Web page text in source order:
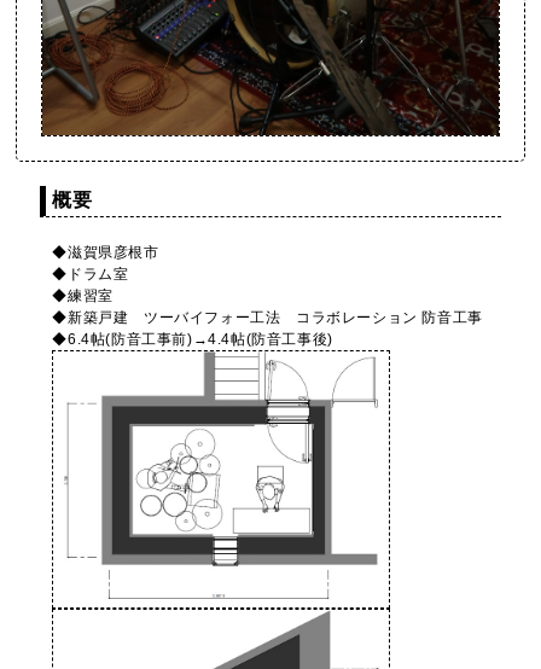
概要
◆滋賀県彦根市
◆ドラム室
◆練習室
◆新築戸建 ツーバイフォー工法 コラボレーション 防音工事
◆6.4帖(防音工事前)→4.4帖(防音工事後)